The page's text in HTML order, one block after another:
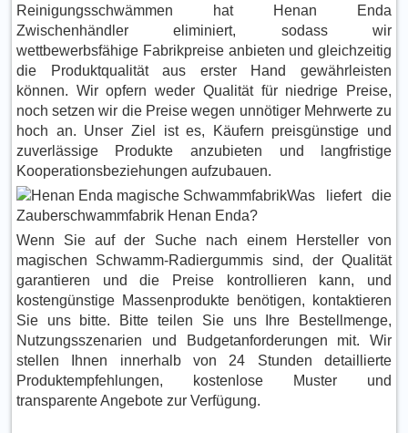
Reinigungsschwämmen hat Henan Enda
Zwischenhändler eliminiert, sodass wir
wettbewerbsfähige Fabrikpreise anbieten und gleichzeitig
die Produktqualität aus erster Hand gewährleisten
können. Wir opfern weder Qualität für niedrige Preise,
noch setzen wir die Preise wegen unnötiger Mehrwerte zu
hoch an. Unser Ziel ist es, Käufern preisgünstige und
zuverlässige Produkte anzubieten und langfristige
Kooperationsbeziehungen aufzubauen.
Was liefert die
Zauberschwammfabrik Henan Enda?
Wenn Sie auf der Suche nach einem Hersteller von
magischen Schwamm-Radiergummis sind, der Qualität
garantieren und die Preise kontrollieren kann, und
kostengünstige Massenprodukte benötigen, kontaktieren
Sie uns bitte. Bitte teilen Sie uns Ihre Bestellmenge,
Nutzungsszenarien und Budgetanforderungen mit. Wir
stellen Ihnen innerhalb von 24 Stunden detaillierte
Produktempfehlungen, kostenlose Muster und
transparente Angebote zur Verfügung.